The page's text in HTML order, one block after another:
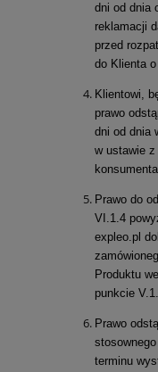
dni od dnia
reklamacji
przed
do Klienta
Klientowi,
prawo
dni od dnia
w ustawie z
Prawo do
VI.1.4
expleo.pl
Produktu
punkcie
Prawo
terminu